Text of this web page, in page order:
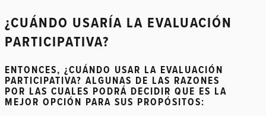
¿CUÁNDO USARÍA LA EVALUACIÓN
PARTICIPATIVA?
ENTONCES, ¿CUÁNDO USAR LA EVALUACIÓN
PARTICIPATIVA? ALGUNAS DE LAS RAZONES
POR LAS CUALES PODRÁ DECIDIR QUE ES LA
MEJOR OPCIÓN PARA SUS PROPÓSITOS: